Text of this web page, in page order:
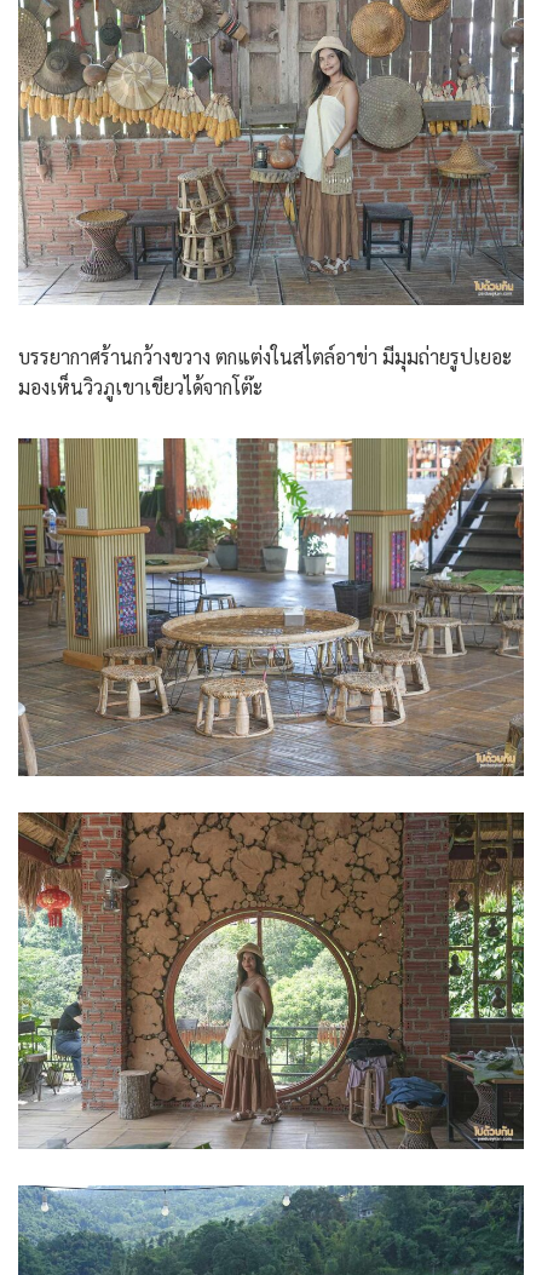
บรรยากาศร้านกว้างขวาง ตกแต่งในสไตล์อาข่า มีมุมถ่ายรูปเยอะ
มองเห็นวิวภูเขาเขียวได้จากโต๊ะ